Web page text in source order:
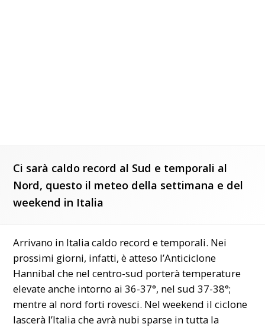
Ci sarà caldo record al Sud e temporali al
Nord, questo il meteo della settimana e del
weekend in Italia
Arrivano in Italia caldo record e temporali. Nei
prossimi giorni, infatti, è atteso l’Anticiclone
Hannibal che nel centro-sud porterà temperature
elevate anche intorno ai 36-37°, nel sud 37-38°;
mentre al nord forti rovesci. Nel weekend il ciclone
lascerà l’Italia che avrà nubi sparse in tutta la